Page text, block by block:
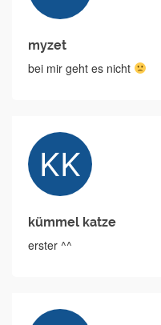
myzet
bei mir geht es nicht
kümmel katze
erster ^^